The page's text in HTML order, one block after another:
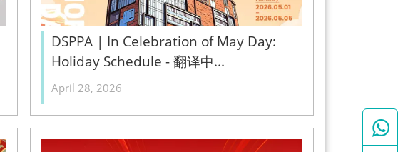
DSPPA | In Celebration of May Day:
Holiday Schedule - 翻译中...
April 28, 2026
